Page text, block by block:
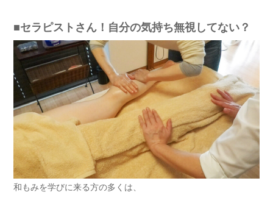
■セラピストさん！自分の気持ち無視してない？
和もみを学びに来る方の多くは、